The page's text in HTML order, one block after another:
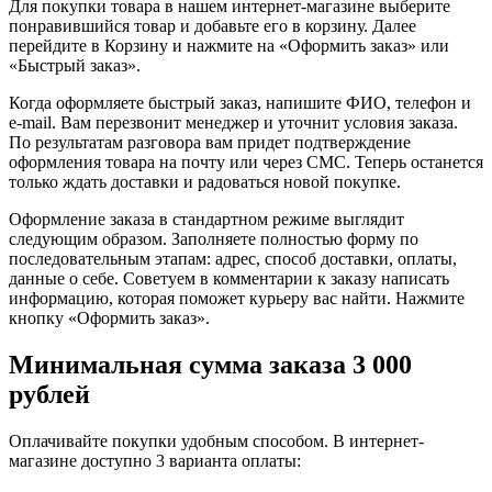
Для покупки товара в нашем интернет-магазине выберите
понравившийся товар и добавьте его в корзину. Далее
перейдите в Корзину и нажмите на «Оформить заказ» или
«Быстрый заказ».
Когда оформляете быстрый заказ, напишите ФИО, телефон и
e-mail. Вам перезвонит менеджер и уточнит условия заказа.
По результатам разговора вам придет подтверждение
оформления товара на почту или через СМС. Теперь останется
только ждать доставки и радоваться новой покупке.
Оформление заказа в стандартном режиме выглядит
следующим образом. Заполняете полностью форму по
последовательным этапам: адрес, способ доставки, оплаты,
данные о себе. Советуем в комментарии к заказу написать
информацию, которая поможет курьеру вас найти. Нажмите
кнопку «Оформить заказ».
Минимальная сумма заказа 3 000
рублей
Оплачивайте покупки удобным способом. В интернет-
магазине доступно 3 варианта оплаты: